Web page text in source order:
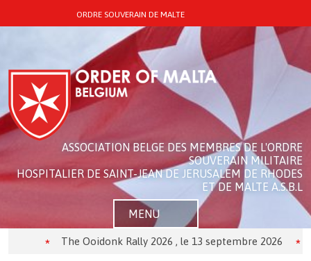
ORDRE SOUVERAIN DE MALTE
ASSOCIATION BELGE DES MEMBRES DE L'ORDRE
SOUVERAIN MILITAIRE
HOSPITALIER DE SAINT-JEAN DE JERUSALEM DE RHODES
ET DE MALTE A.S.B.L
MENU
The Ooidonk Rally 2026 , le 13 septembre 2026